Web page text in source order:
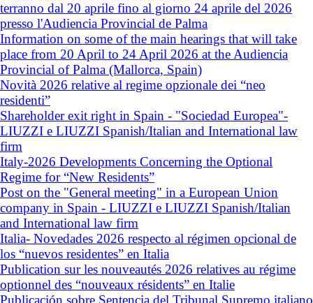
terranno dal 20 aprile fino al giorno 24 aprile del 2026
presso l'Audiencia Provincial de Palma
Information on some of the main hearings that will take
place from 20 April to 24 April 2026 at the Audiencia
Provincial of Palma (Mallorca, Spain)
Novità 2026 relative al regime opzionale dei “neo
residenti”
Shareholder exit right in Spain - "Sociedad Europea"-
LIUZZI e LIUZZI Spanish/Italian and International law
firm
Italy-2026 Developments Concerning the Optional
Regime for “New Residents”
Post on the "General meeting" in a European Union
company in Spain - LIUZZI e LIUZZI Spanish/Italian
and International law firm
Italia- Novedades 2026 respecto al régimen opcional de
los “nuevos residentes” en Italia
Publication sur les nouveautés 2026 relatives au régime
optionnel des “nouveaux résidents” en Italie
Publicación sobre Sentencia del Tribunal Supremo italiano